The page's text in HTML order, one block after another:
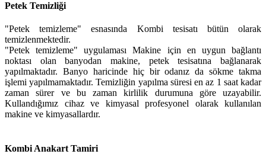
Petek Temizliği
"Petek temizleme" esnasında Kombi tesisatı bütün olarak
temizlenmektedir.
"Petek temizleme" uygulaması Makine için en uygun bağlantı
noktası olan banyodan makine, petek tesisatına bağlanarak
yapılmaktadır. Banyo haricinde hiç bir odanız da sökme takma
işlemi yapılmamaktadır. Temizliğin yapılma süresi en az 1 saat kadar
zaman sürer ve bu zaman kirlilik durumuna göre uzayabilir.
Kullandığımız cihaz ve kimyasal profesyonel olarak kullanılan
makine ve kimyasallardır.
Kombi Anakart Tamiri